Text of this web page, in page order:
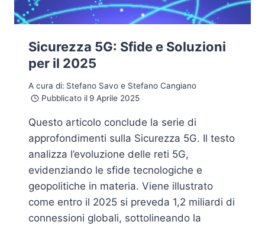
Sicurezza 5G: Sfide e Soluzioni
per il 2025
A cura di: Stefano Savo e Stefano Cangiano
Pubblicato il 9 Aprile 2025
Questo articolo conclude la serie di
approfondimenti sulla Sicurezza 5G. Il testo
analizza l’evoluzione delle reti 5G,
evidenziando le sfide tecnologiche e
geopolitiche in materia. Viene illustrato
come entro il 2025 si preveda 1,2 miliardi di
connessioni globali, sottolineando la